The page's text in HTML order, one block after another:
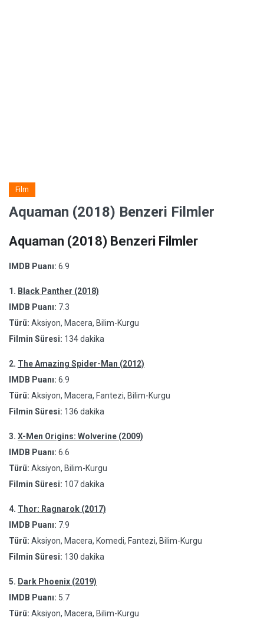
Film
Aquaman (2018) Benzeri Filmler
Aquaman (2018) Benzeri Filmler
IMDB Puanı: 6.9
1. Black Panther (2018)
IMDB Puanı: 7.3
Türü: Aksiyon, Macera, Bilim-Kurgu
Filmin Süresi: 134 dakika
2. The Amazing Spider-Man (2012)
IMDB Puanı: 6.9
Türü: Aksiyon, Macera, Fantezi, Bilim-Kurgu
Filmin Süresi: 136 dakika
3. X-Men Origins: Wolverine (2009)
IMDB Puanı: 6.6
Türü: Aksiyon, Bilim-Kurgu
Filmin Süresi: 107 dakika
4. Thor: Ragnarok (2017)
IMDB Puanı: 7.9
Türü: Aksiyon, Macera, Komedi, Fantezi, Bilim-Kurgu
Filmin Süresi: 130 dakika
5. Dark Phoenix (2019)
IMDB Puanı: 5.7
Türü: Aksiyon, Macera, Bilim-Kurgu